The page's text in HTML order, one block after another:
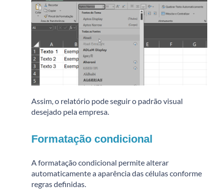
Assim, o relatório pode seguir o padrão visual
desejado pela empresa.
Formatação condicional
A formatação condicional permite alterar
automaticamente a aparência das células conforme
regras definidas.